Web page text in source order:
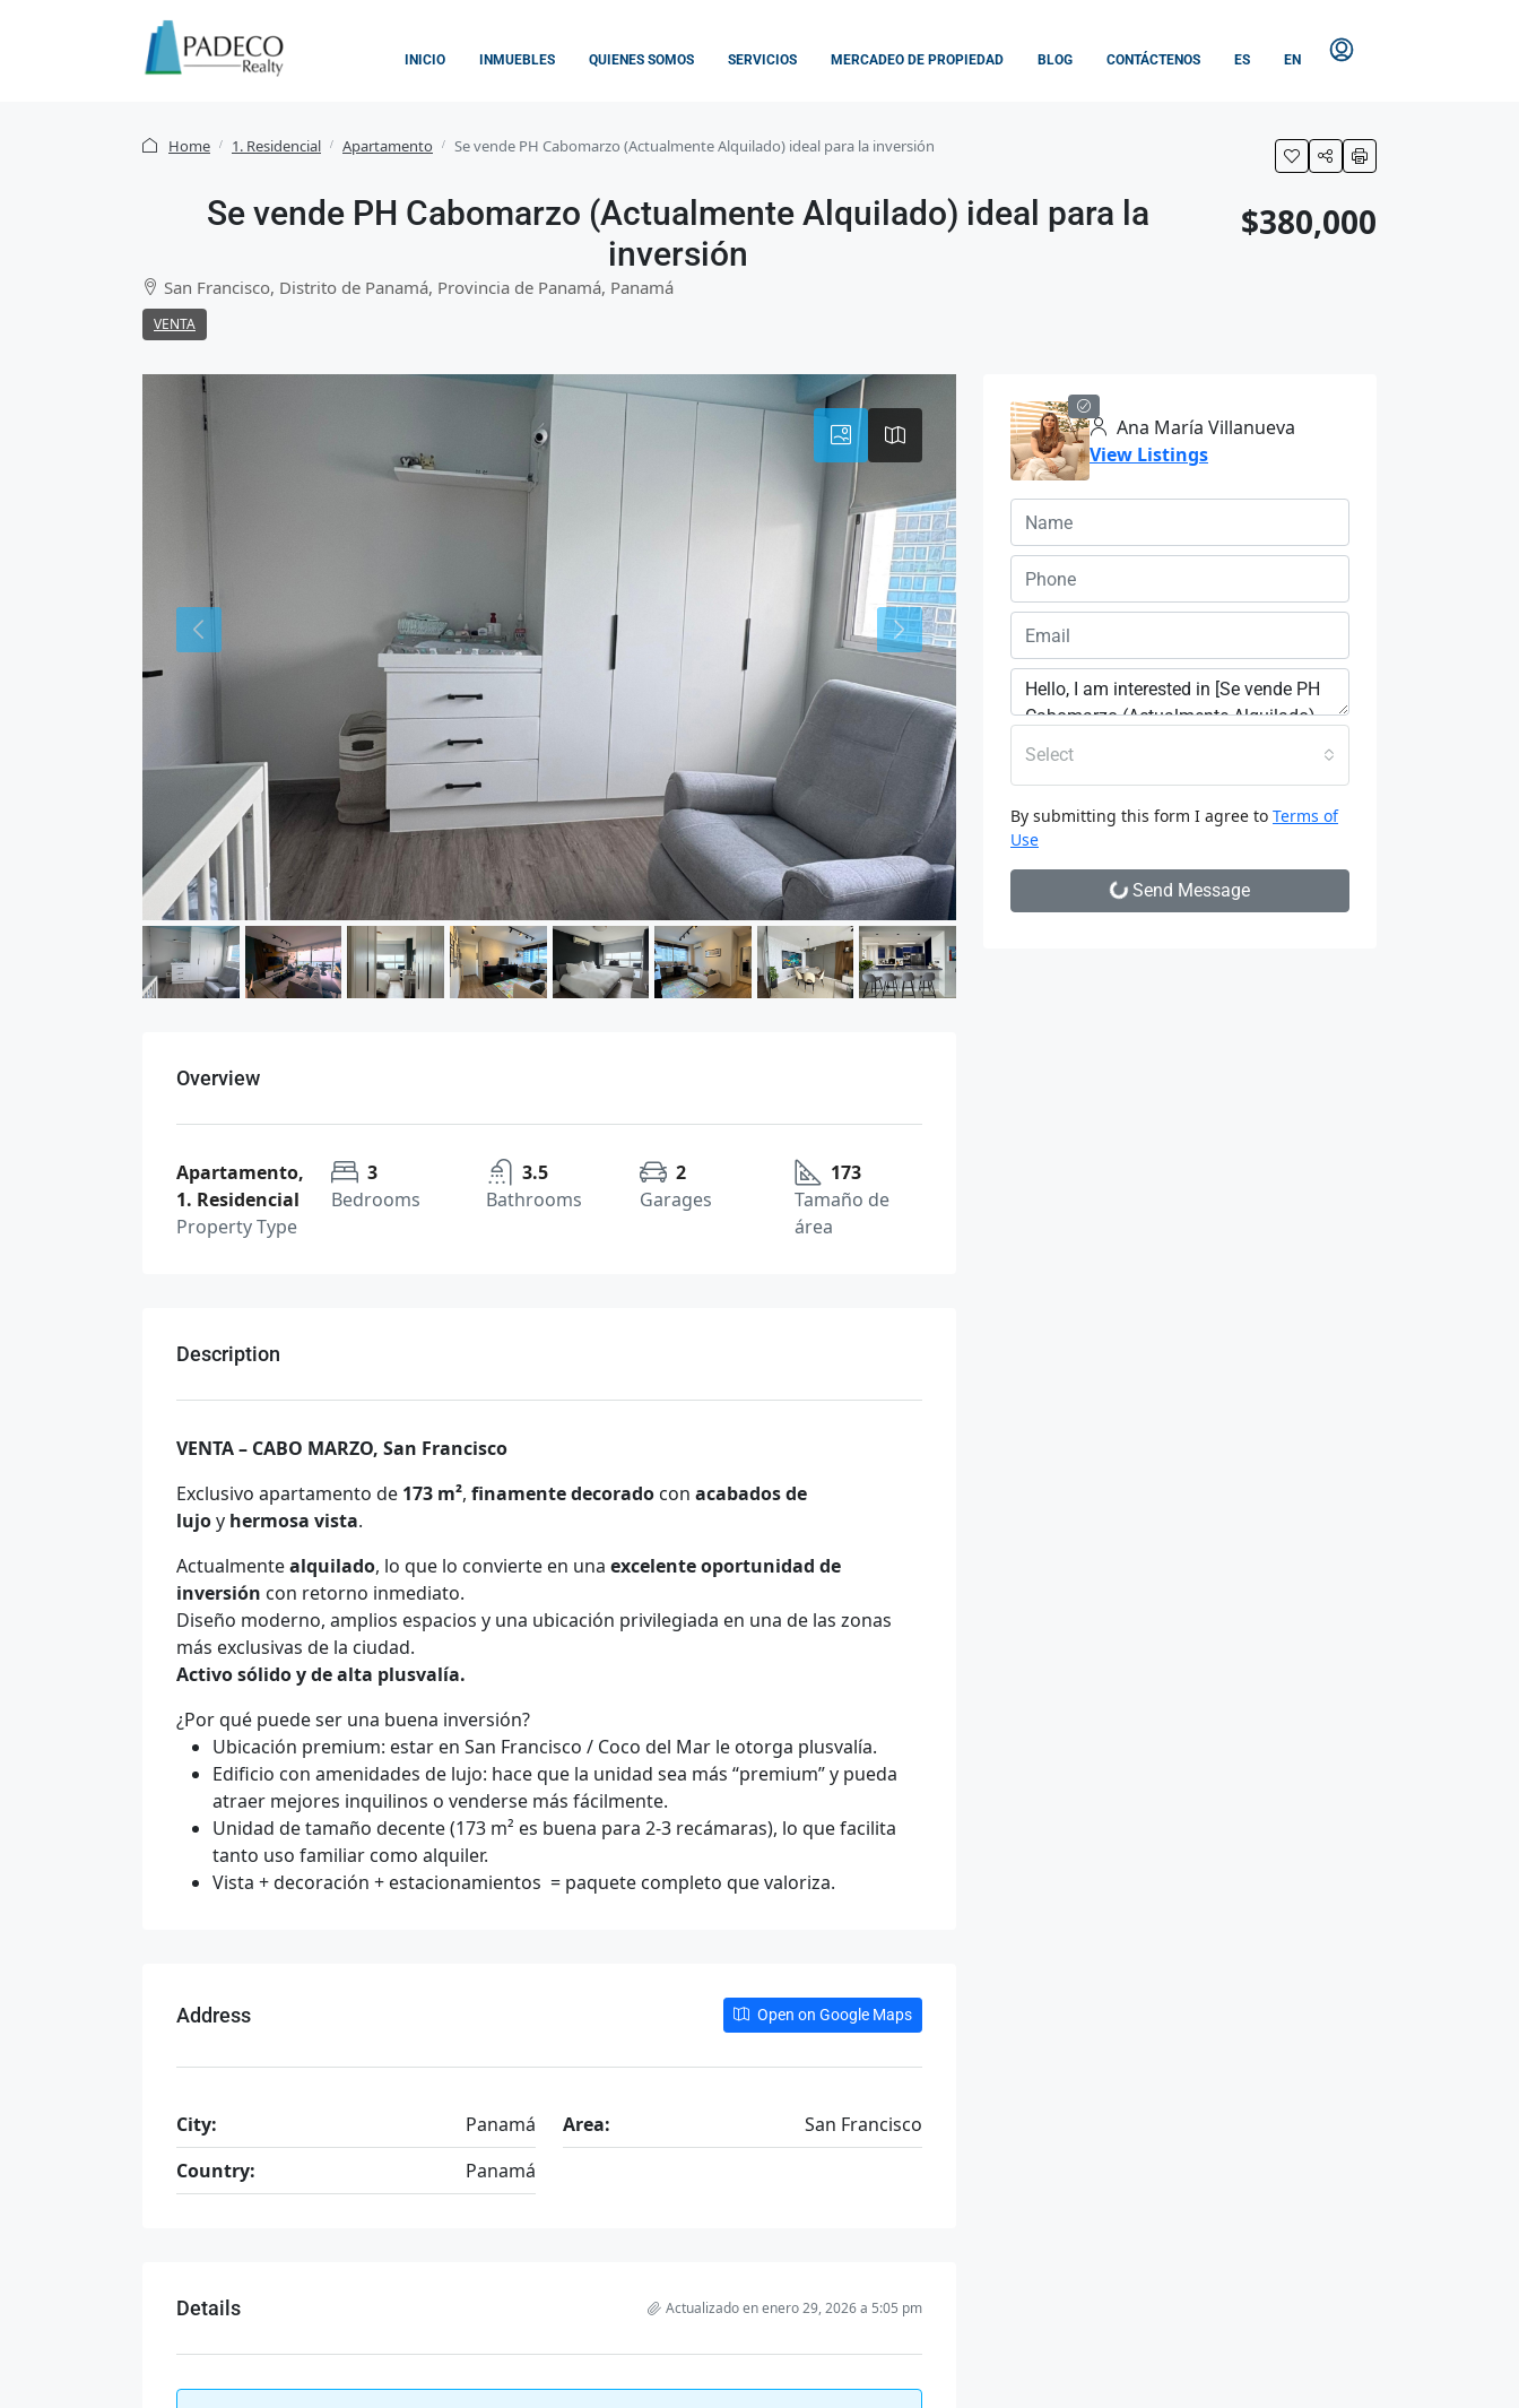
INICIO INMUEBLES QUIENES SOMOS SERVICIOS MERCADEO DE PROPIEDAD BLOG CONTÁCTENOS ES EN
Home 1. Residencial Apartamento Se vende PH Cabomarzo (Actualmente Alquilado) ideal para la inversión
Se vende PH Cabomarzo (Actualmente Alquilado) ideal para la
inversión
San Francisco, Distrito de Panamá, Provincia de Panamá, Panamá
VENTA
$380,000
Overview
Apartamento,
1. Residencial
Property Type
3
Bedrooms
3.5
Bathrooms
2
Garages
173
Tamaño de
área
Description
VENTA – CABO MARZO, San Francisco
Exclusivo apartamento de 173 m², finamente decorado con acabados de
lujoy hermosa vista.
Actualmentealquilado, lo que lo convierte en una excelente oportunidad de
inversión con retorno inmediato.
Diseño moderno, amplios espacios y una ubicación privilegiada en una de las zonas
más exclusivas de la ciudad.
Activo sólido y de alta plusvalía.
¿Por qué puede ser una buena inversión?
Ubicación premium: estar en San Francisco / Coco del Mar le otorga plusvalía.
Edificio con amenidades de lujo: hace que la unidad sea más “premium” y pueda
atraer mejores inquilinos o venderse más fácilmente.
Unidad de tamaño decente (173 m² es buena para 2-3 recámaras), lo que facilita
tanto uso familiar como alquiler.
Vista + decoración + estacionamientos = paquete completo que valoriza.
Address Open on Google Maps
City: Panamá Area:
San Francisco
Country:
Panamá
Details Actualizado en enero 29, 2026 a 5:05 pm
Ana María Villanueva
View Listings
Select
By submitting this form I agree to Terms of
Use
Send Message